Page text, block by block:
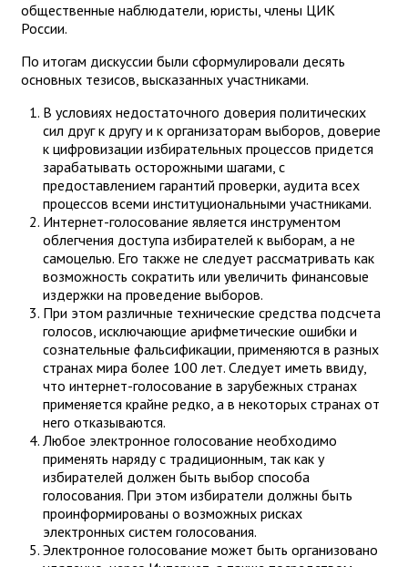
общественные наблюдатели, юристы, члены ЦИК
России.
По итогам дискуссии были сформулировали десять
основных тезисов, высказанных участниками.
В условиях недостаточного доверия политических
сил друг к другу и к организаторам выборов, доверие
к цифровизации избирательных процессов придется
зарабатывать осторожными шагами, с
предоставлением гарантий проверки, аудита всех
процессов всеми институциональными участниками.
Интернет-голосование является инструментом
облегчения доступа избирателей к выборам, а не
самоцелью. Его также не следует рассматривать как
возможность сократить или увеличить финансовые
издержки на проведение выборов.
При этом различные технические средства подсчета
голосов, исключающие арифметические ошибки и
сознательные фальсификации, применяются в разных
странах мира более 100 лет. Следует иметь ввиду,
что интернет-голосование в зарубежных странах
применяется крайне редко, а в некоторых странах от
него отказываются.
Любое электронное голосование необходимо
применять наряду с традиционным, так как у
избирателей должен быть выбор способа
голосования. При этом избиратели должны быть
проинформированы о возможных рисках
электронных систем голосования.
Электронное голосование может быть организовано